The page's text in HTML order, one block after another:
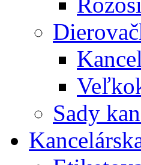
Sady